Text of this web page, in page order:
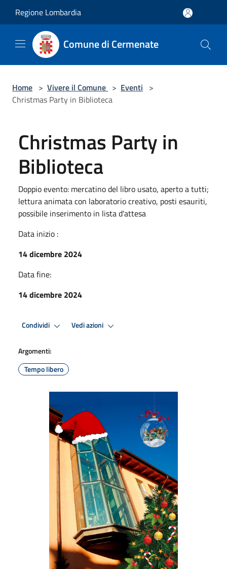
Regione Lombardia
Comune di Cermenate
Home > Vivere il Comune > Eventi >
Christmas Party in Biblioteca
Christmas Party in
Biblioteca
Doppio evento: mercatino del libro usato, aperto a tutti;
lettura animata con laboratorio creativo, posti esauriti,
possibile inserimento in lista d'attesa
Data inizio :
14 dicembre 2024
Data fine:
14 dicembre 2024
Condividi Vedi azioni
Argomenti:
Tempo libero